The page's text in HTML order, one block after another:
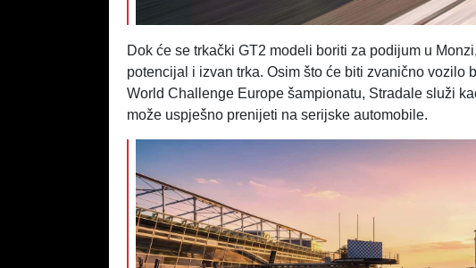
Dok će se trkački GT2 modeli boriti za podijum u
potencijal i izvan trka. Osim što će biti zvanično vozilo
World Challenge Europe šampionatu, Stradale služi
može uspješno prenijeti na serijske automobile.